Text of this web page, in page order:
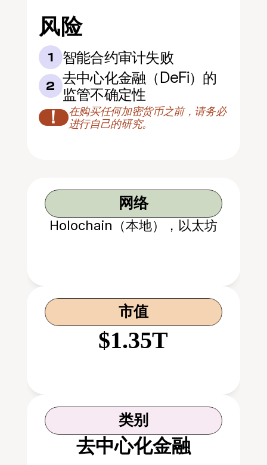
风险
1 智能合约审计失败
2 去中心化金融（DeFi）的
监管不确定性
！
在购买任何加密货币之前，请务必
进行自己的研究。
网络
Holochain（本地），以太坊
市值
$1.35T
类别
去中心化金融